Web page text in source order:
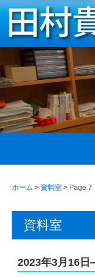
ホーム > 資料室 > Page 7
資料室
2023年3月16